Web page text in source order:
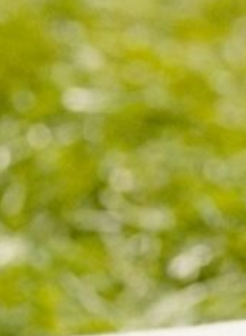
ohne Grenzen zu
spricht über die
und was euch erwarten
Projekt könnt ihr
!
Gianluca Kern
05:55